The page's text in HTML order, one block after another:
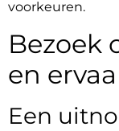
voorkeuren.
Bezoek
en
Een